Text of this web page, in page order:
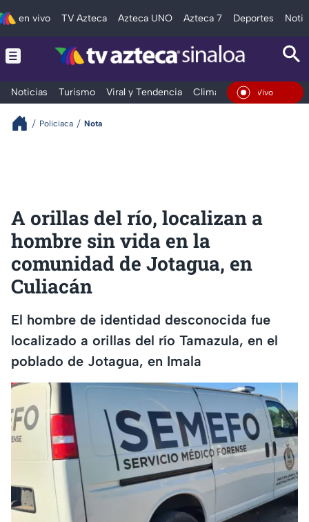
en vivo TV Azteca Azteca UNO Azteca 7 Deportes
Noticias Turismo Viral y Tendencia Clima Deportes
En Vivo
Policiaca Nota
A orillas del río, localizan a
hombre sin vida en la
comunidad de Jotagua, en
Culiacán
El hombre de identidad desconocida fue
localizado a orillas del río Tamazula, en el
poblado de Jotagua, en Imala